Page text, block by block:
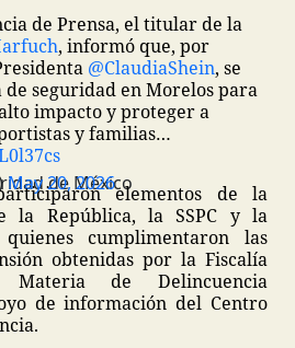
de Prensa, el titular de la
, informó que, por
@ClaudiaShein, se
seguridad en Morelos para
impacto y proteger a
y familias…
May 20, 2026elementos de la
la República, la SSPC y la
cumplimentaron las
obtenidas por la Fiscalía
Materia de Delincuencia
de información del Centro